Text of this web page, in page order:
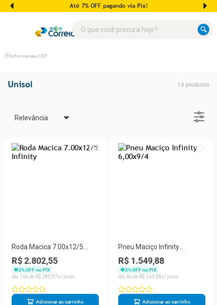
Até 7% OFF pagando via Pix!
Informe seu CEP
Unisol 14 produtos
Relevância
Roda Macica 7.00x12/5
Infinity
R$ 2.802,55
2% OFF no PIX
10
R$ 285 97
Adicionar ao carrinho
Pneu Maciço Infinity
6,00x9/4
R$ 1.549,88
2% OFF no PIX
6
R$ 263 58
Adicionar ao carrinho